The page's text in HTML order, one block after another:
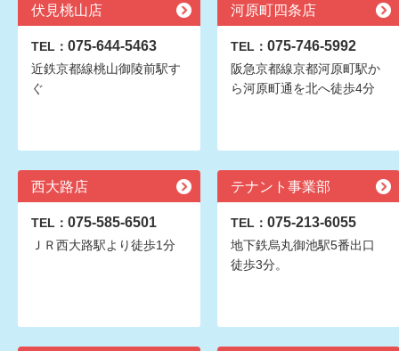
伏見桃山店
TEL： 075-644-5463
近鉄京都線桃山御陵前駅す
ぐ
河原町四条店
TEL： 075-746-5992
阪急京都線京都河原町駅か
ら河原町通を北へ徒歩4分
西大路店
TEL： 075-585-6501
ＪＲ西大路駅より徒歩1分
テナント事業部
TEL： 075-213-6055
地下鉄烏丸御池駅5番出口
徒歩3分。